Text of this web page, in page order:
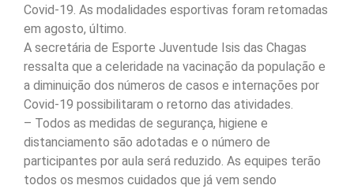
Covid-19. As modalidades esportivas foram retomadas
em agosto, último.
A secretária de Esporte Juventude Isis das Chagas
ressalta que a celeridade na vacinação da população e
a diminuição dos números de casos e internações por
Covid-19 possibilitaram o retorno das atividades.
– Todos as medidas de segurança, higiene e
distanciamento são adotadas e o número de
participantes por aula será reduzido. As equipes terão
todos os mesmos cuidados que já vem sendo